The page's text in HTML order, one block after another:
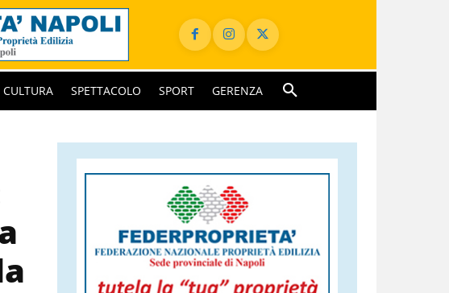
CULTURA SPETTACOLO SPORT GERENZA